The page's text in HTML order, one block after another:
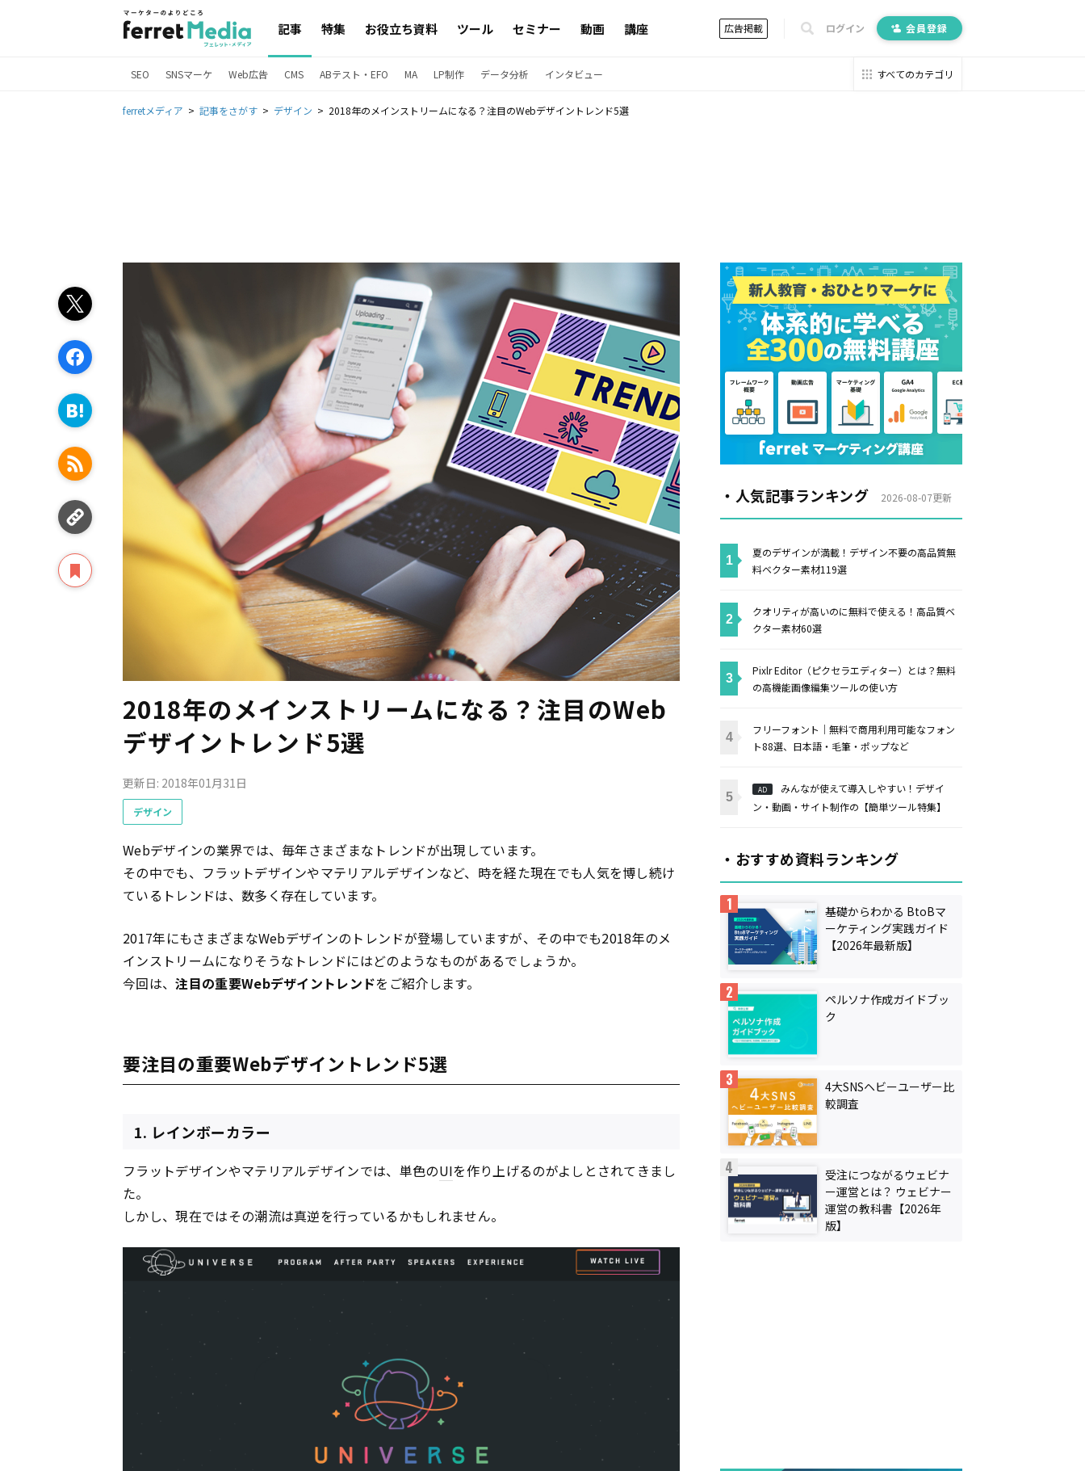
記事 特集 お役立ち資料 ツール セミナー 動画 講座 広告掲載 ログイン 会員登録
SEO SNSマーケ Web広告 CMS ABテスト・EFO MA LP制作 データ分析 インタビュー すべてのカテゴリ
ferretメディア 記事をさがす デザイン 2018年のメインストリームになる？注目のWebデザイントレンド5選
2018年のメインストリームになる？注目のWeb
デザイントレンド5選
更新日: 2018年01月31日
デザイン
Webデザインの業界では、毎年さまざまなトレンドが出現しています。
その中でも、フラットデザインやマテリアルデザインなど、時を経た現在でも人気を博し続け
ているトレンドは、数多く存在しています。
2017年にもさまざまなWebデザインのトレンドが登場していますが、その中でも2018年のメ
インストリームになりそうなトレンドにはどのようなものがあるでしょうか。
今回は、注目の重要Webデザイントレンドをご紹介します。
要注目の重要Webデザイントレンド5選
1. レインボーカラー
フラットデザインやマテリアルデザインでは、単色のUIを作り上げるのがよしとされてきまし
た。
しかし、現在ではその潮流は真逆を行っているかもしれません。
・人気記事ランキング 2026-08-07更新
夏のデザインが満載！デザイン不要の高品質無
料ベクター素材119選
クオリティが高いのに無料で使える！高品質ベ
クター素材60選
Pixlr Editor（ピクセラエディター）とは？無料
の高機能画像編集ツールの使い方
フリーフォント｜無料で商用利用可能なフォン
ト88選、日本語・毛筆・ポップなど
AD
みんなが使えて導入しやすい！デザイ
ン・動画・サイト制作の【簡単ツール特集】
・おすすめ資料ランキング
基礎からわかる BtoBマ
ーケティング実践ガイド
【2026年最新版】
ペルソナ作成ガイドブッ
ク
4大SNSヘビーユーザー比
較調査
受注につながるウェビナ
ー運営とは？ ウェビナー
運営の教科書【2026年
版】